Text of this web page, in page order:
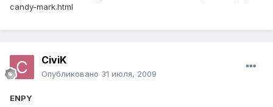
candy-mark.html
CiviK
Опубликовано 31 июля, 2009
ENPY